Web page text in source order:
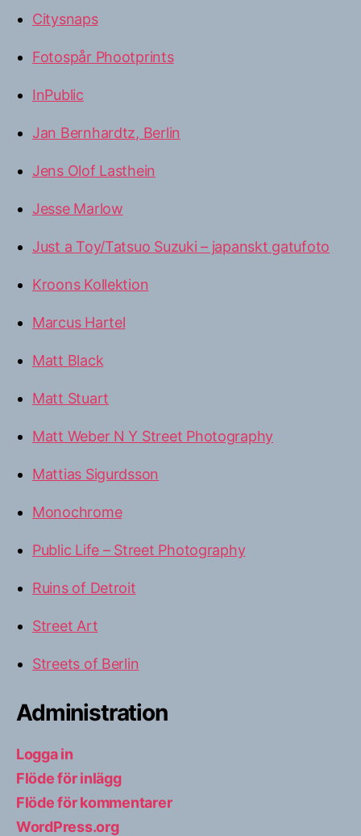
Citysnaps
Fotospår Phootprints
InPublic
Jan Bernhardtz, Berlin
Jens Olof Lasthein
Jesse Marlow
Just a Toy/Tatsuo Suzuki – japanskt gatufoto
Kroons Kollektion
Marcus Hartel
Matt Black
Matt Stuart
Matt Weber N Y Street Photography
Mattias Sigurdsson
Monochrome
Public Life – Street Photography
Ruins of Detroit
Street Art
Streets of Berlin
Administration
Logga in
Flöde för inlägg
Flöde för kommentarer
WordPress.org